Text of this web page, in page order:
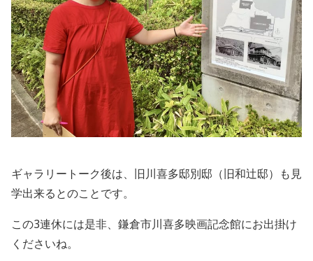
ギャラリートーク後は、旧川喜多邸別邸（旧和辻邸）も見
学出来るとのことです。
この3連休には是非、鎌倉市川喜多映画記念館にお出掛け
くださいね。